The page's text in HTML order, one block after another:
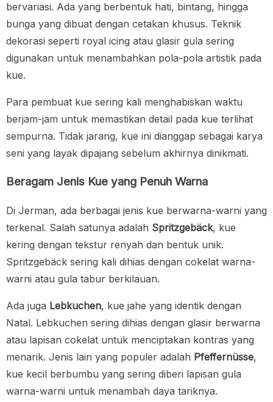
bervariasi. Ada yang berbentuk hati, bintang, hingga
bunga yang dibuat dengan cetakan khusus. Teknik
dekorasi seperti royal icing atau glasir gula sering
digunakan untuk menambahkan pola-pola artistik pada
kue.
Para pembuat kue sering kali menghabiskan waktu
berjam-jam untuk memastikan detail pada kue terlihat
sempurna. Tidak jarang, kue ini dianggap sebagai karya
seni yang layak dipajang sebelum akhirnya dinikmati.
Beragam Jenis Kue yang Penuh Warna
Di Jerman, ada berbagai jenis kue berwarna-warni yang
terkenal. Salah satunya adalah Spritzgebäck, kue
kering dengan tekstur renyah dan bentuk unik.
Spritzgebäck sering kali dihias dengan cokelat warna-
warni atau gula tabur berkilauan.
Ada juga Lebkuchen, kue jahe yang identik dengan
Natal. Lebkuchen sering dihias dengan glasir berwarna
atau lapisan cokelat untuk menciptakan kontras yang
menarik. Jenis lain yang populer adalah Pfeffernüsse,
kue kecil berbumbu yang sering diberi lapisan gula
warna-warni untuk menambah daya tariknya.